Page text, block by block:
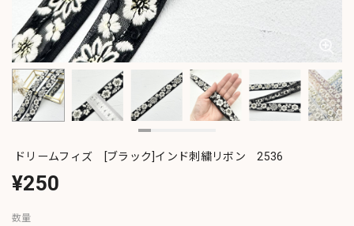
ドリームフィズ [ブラック]インド刺繍リボン 2536
¥250
数量